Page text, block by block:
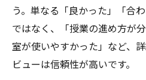
う。単なる「良かった」「合
ではなく、「授業の進め方が
室が使いやすかった」など、
ビューは信頼性が高いです。